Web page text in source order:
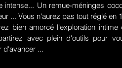
intense... Un remue-méninges
... Vous n'aurez pas tout réglé en
bien amorcé l'exploration intime
avec plein d'outils pour
d'avancer ...